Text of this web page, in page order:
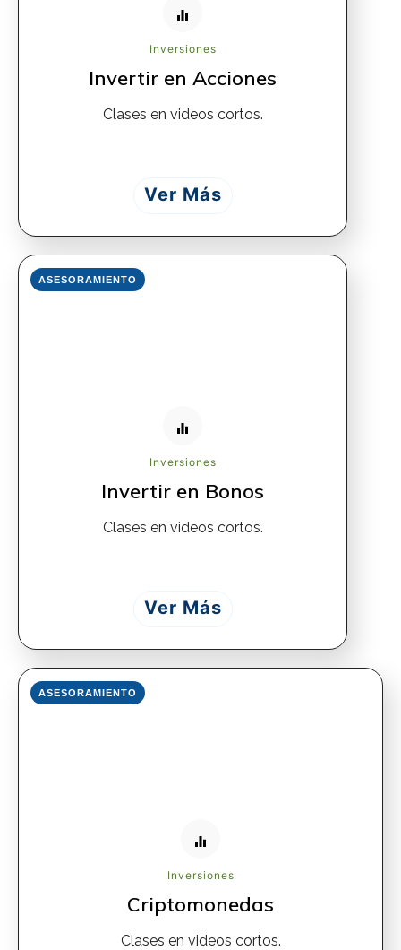
Inversiones
Invertir en Acciones
Clases en videos cortos.
Ver Más
ASESORAMIENTO
Inversiones
Invertir en Bonos
Clases en videos cortos.
Ver Más
ASESORAMIENTO
Inversiones
Criptomonedas
Clases en videos cortos.